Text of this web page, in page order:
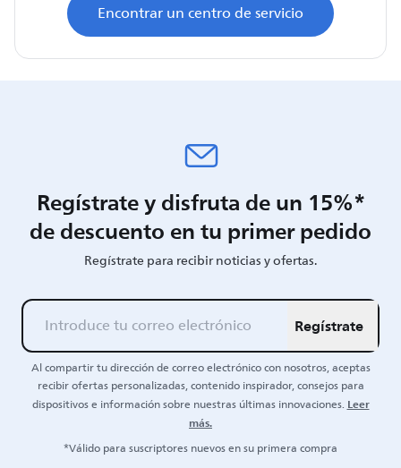
Encontrar un centro de servicio
Regístrate y disfruta de un 15%*
de descuento en tu primer pedido
Regístrate para recibir noticias y ofertas.
Regístrate
Al compartir tu dirección de correo electrónico con nosotros, aceptas
recibir ofertas personalizadas, contenido inspirador, consejos para
dispositivos e información sobre nuestras últimas innovaciones.Leer
más.
*Válido para suscriptores nuevos en su primera compra